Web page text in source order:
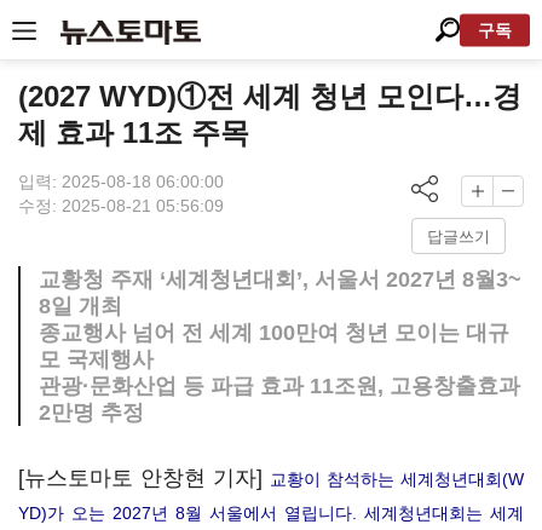
구독
(2027 WYD)①전 세계 청년 모인다…경
제 효과 11조 주목
입력: 2025-08-18 06:00:00
수정: 2025-08-21 05:56:09
답글쓰기
교황청 주재 ‘세계청년대회’, 서울서 2027년 8월3~
8일 개최
종교행사 넘어 전 세계 100만여 청년 모이는 대규
모 국제행사
관광·문화산업 등 파급 효과 11조원, 고용창출효과
2만명 추정
[뉴스토마토 안창현 기자]
교황이 참석하는 세계청년대회(W
YD)가 오는 2027년 8월 서울에서 열립니다. 세계청년대회는 세계